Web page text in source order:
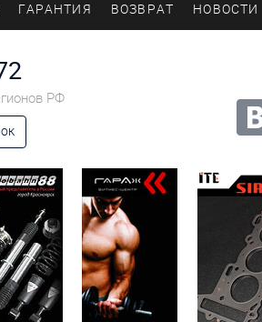
ГАРАНТИЯ ВОЗВРАТ НОВОСТИ
РФ